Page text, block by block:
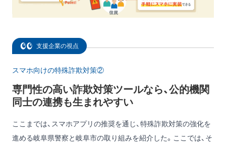
支援企業の視点
スマホ向けの特殊詐欺対策②
専門性の高い詐欺対策ツールなら、公的機関
同士の連携も生まれやすい
ここまでは、スマホアプリの推奨を通じ、特殊詐欺対策の強化を
進める岐阜県警察と岐阜市の取り組みを紹介した。ここでは、そ